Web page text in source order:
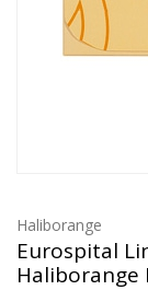
Haliborange
Eurospital
Haliborange